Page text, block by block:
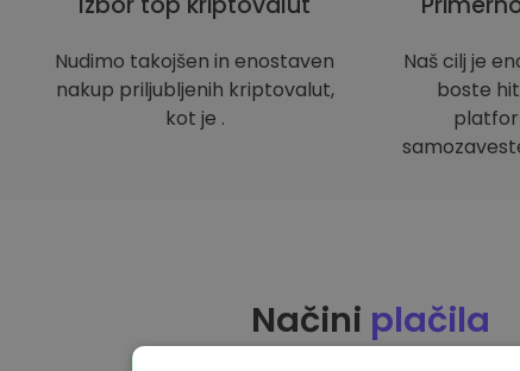
Nudimo takojšen in enostaven
nakup priljubljenih kriptovalut,
kot je .
Naš cilj je
boste
Načini plačila